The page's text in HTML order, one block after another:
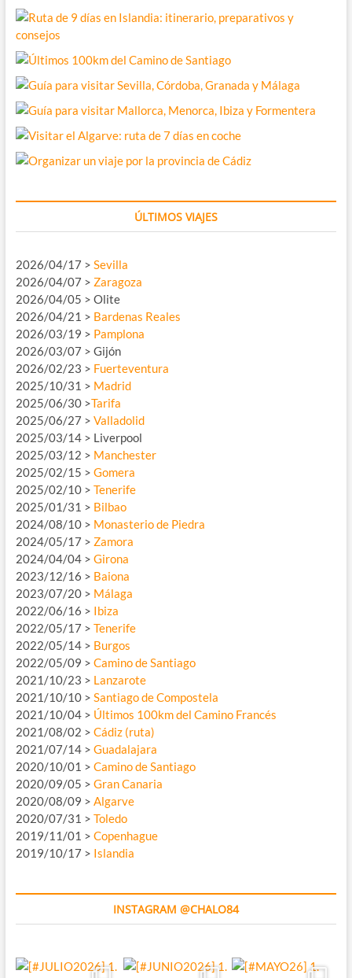
ÚLTIMOS VIAJES
2026/04/17 > Sevilla
2026/04/07 > Zaragoza
2026/04/05 > Olite
2026/04/21 > Bardenas Reales
2026/03/19 > Pamplona
2026/03/07 > Gijón
2026/02/23 > Fuerteventura
2025/10/31 > Madrid
2025/06/30 >Tarifa
2025/06/27 > Valladolid
2025/03/14 > Liverpool
2025/03/12 > Manchester
2025/02/15 > Gomera
2025/02/10 > Tenerife
2025/01/31 > Bilbao
2024/08/10 > Monasterio de Piedra
2024/05/17 > Zamora
2024/04/04 > Girona
2023/12/16 > Baiona
2023/07/20 > Málaga
2022/06/16 > Ibiza
2022/05/17 > Tenerife
2022/05/14 > Burgos
2022/05/09 > Camino de Santiago
2021/10/23 > Lanzarote
2021/10/10 > Santiago de Compostela
2021/10/04 > Últimos 100km del Camino Francés
2021/08/02 > Cádiz (ruta)
2021/07/14 > Guadalajara
2020/10/01 > Camino de Santiago
2020/09/05 > Gran Canaria
2020/08/09 > Algarve
2020/07/31 > Toledo
2019/11/01 > Copenhague
2019/10/17 > Islandia
INSTAGRAM @CHALO84